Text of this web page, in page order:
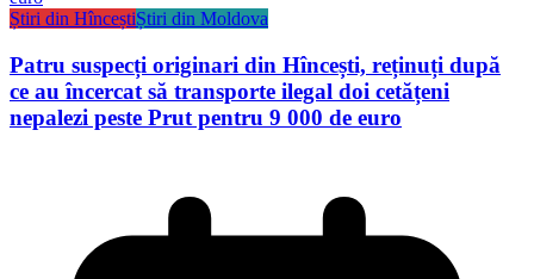
Știri din HînceștiȘtiri din Moldova
Patru suspecți originari din Hîncești, reținuți după
ce au încercat să transporte ilegal doi cetățeni
nepalezi peste Prut pentru 9 000 de euro